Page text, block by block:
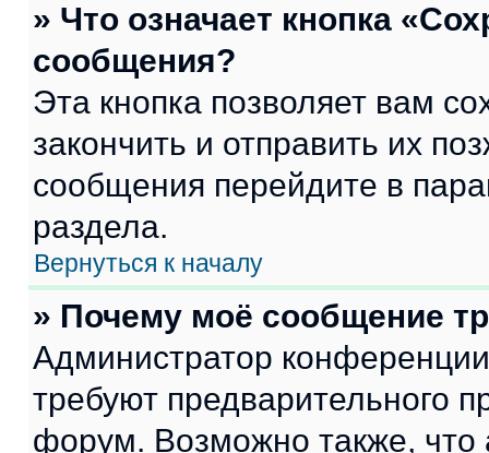
» Что означает кнопка
сообщения?
Эта кнопка позволяет вам
закончить и отправить их
сообщения перейдите в
раздела.
Вернуться к началу
» Почему моё сообщение
Администратор
требуют предварительного
форум. Возможно также, что